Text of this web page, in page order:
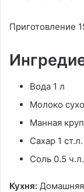
Приготовление
Вода 1 л
Молоко
Манная
Сахар 1 ст.л.
Соль 0.5 ч.л.
Кухня: